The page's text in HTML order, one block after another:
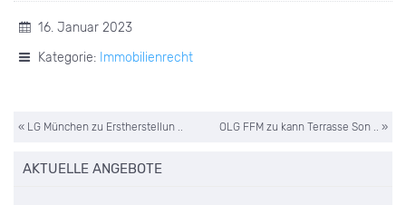
16. Januar 2023
Kategorie: Immobilienrecht
« LG München zu Erstherstellun .. OLG FFM zu kann Terrasse Son .. »
AKTUELLE ANGEBOTE